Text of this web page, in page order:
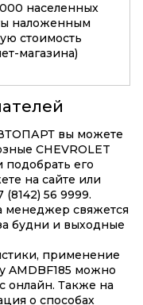
населенных
наложенным
стоимость
магазина)
вы можете
CHEVROLET
подобрать его
на сайте или
56 9999.
менеджер свяжется
будни и выходные
применение
AMDBF185 можно
онлайн. Также на
о способах